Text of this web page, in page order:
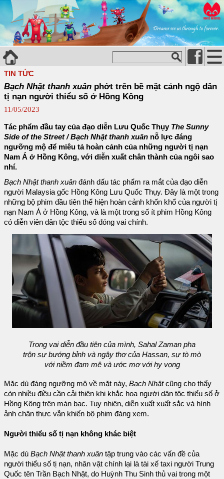
TIN TỨC
Bạch Nhật thanh xuân phớt trên bề mặt cảnh ngộ dân
tị nạn người thiểu số ở Hồng Kông
11/05/2023
Tác phẩm đầu tay của đạo diễn Lưu Quốc Thụy The Sunny
Side of the Street / Bạch Nhật thanh xuân nỗ lực đáng
ngưỡng mộ để miêu tả hoàn cảnh của những người tị nạn
Nam Á ở Hồng Kông, với diễn xuất chân thành của ngôi sao
nhí.
Bạch Nhật thanh xuân đánh dấu tác phẩm ra mắt của đạo diễn
người Malaysia gốc Hồng Kông Lưu Quốc Thụy. Đây là một trong
những bộ phim đầu tiên thể hiện hoàn cảnh khốn khổ của người tị
nạn Nam Á ở Hồng Kông, và là một trong số ít phim Hồng Kông
có diễn viên dân tộc thiểu số đóng vai chính.
Trong vai diễn đầu tiên của mình, Sahal Zaman pha
trộn sự bướng bỉnh và ngây thơ của Hassan, sự tò mò
với niềm đam mê và ước mơ với hy vọng
Mặc dù đáng ngưỡng mộ về mặt này, Bạch Nhậtcũng cho thấy
còn nhiều điều cần cải thiện khi khắc họa người dân tộc thiểu số ở
Hồng Kông trên màn bạc. Tuy nhiên, diễn xuất xuất sắc và hình
ảnh chân thực vẫn khiến bộ phim đáng xem.
Người thiểu số tị nạn không khác biệt
Mặc dù Bạch Nhật thanh xuân tập trung vào các vấn đề của
người thiểu số tị nạn, nhân vật chính lại là tài xế taxi người Trung
Quốc tên Trần Bạch Nhật, do Huỳnh Thu Sinh thủ vai trong một